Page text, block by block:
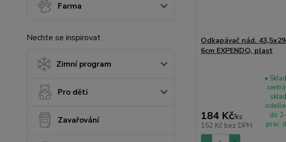
Farma
Nechte se inspirovat
Zimní program
Pro děti
Zavařování
Odkapávač nád.
6cm EXPENDO, plast
184 Kč/ks
152 Kč bez DPH
•
do
prac.